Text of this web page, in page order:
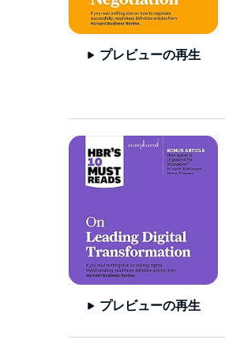
プレビューの再生
プレビューの再生